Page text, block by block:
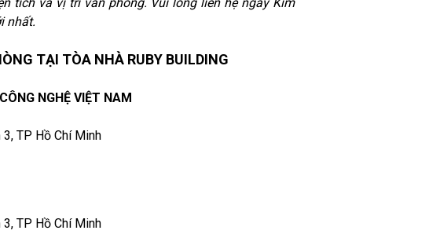
nhất.
TẠI TÒA NHÀ RUBY BUILDING
NGHỆ VIỆT NAM
3, TP Hồ Chí Minh
3, TP Hồ Chí Minh